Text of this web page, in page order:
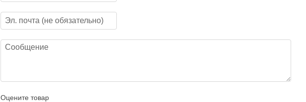
Оцените товар